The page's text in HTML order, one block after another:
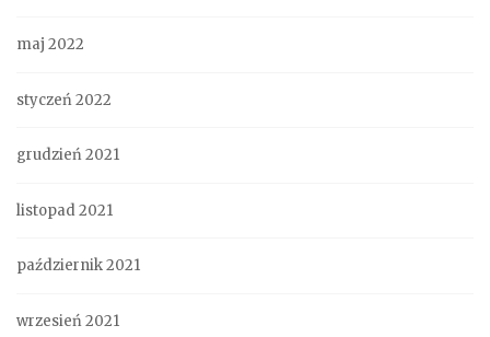
maj 2022
styczeń 2022
grudzień 2021
listopad 2021
październik 2021
wrzesień 2021